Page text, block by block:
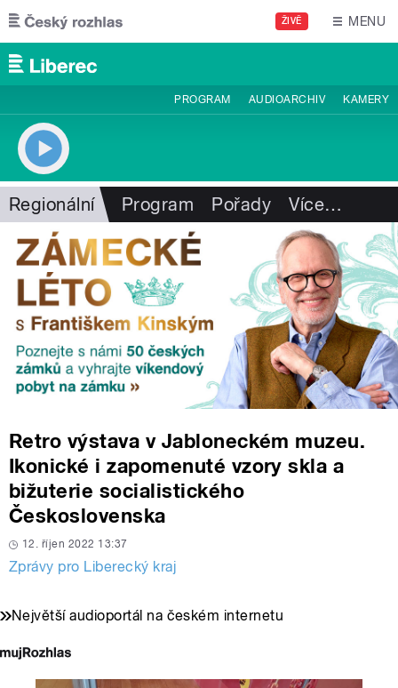
Přejít k hlavnímu obsahu
ŽIVĚ MENU
PROGRAM AUDIOARCHIV KAMERY
Regionální Program Pořady Více…
Retro výstava v Jabloneckém muzeu.
Ikonické i zapomenuté vzory skla a
bižuterie socialistického
Československa
12. říjen 2022 13:37
Zprávy pro Liberecký kraj
Největší audioportál na českém internetu